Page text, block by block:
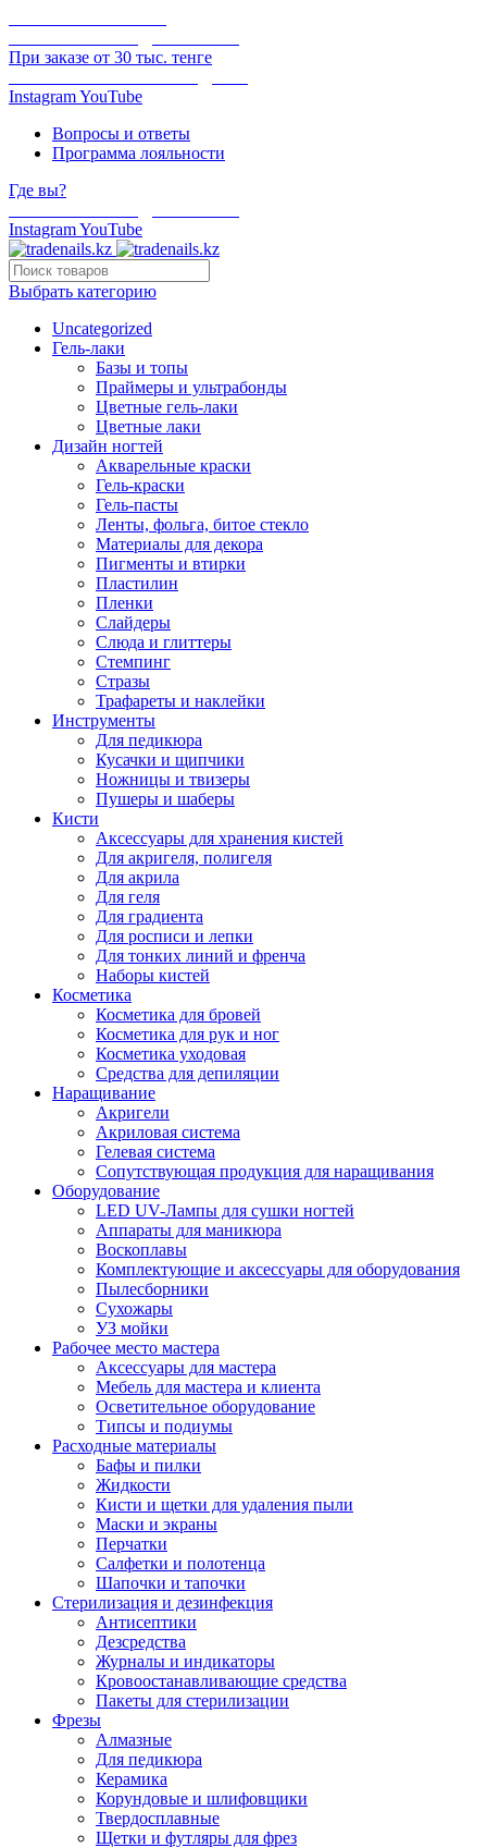
При заказе от 30 тыс. тенге
InstagramYouTube
Вопросы и ответы
Программа лояльности
Где вы?
InstagramYouTube
Выбрать категорию
Uncategorized
Гель-лаки
Базы и топы
Праймеры и ультрабонды
Цветные гель-лаки
Цветные лаки
Дизайн ногтей
Акварельные краски
Гель-краски
Гель-пасты
Ленты, фольга, битое стекло
Материалы для декора
Пигменты и втирки
Пластилин
Пленки
Слайдеры
Слюда и глиттеры
Стемпинг
Стразы
Трафареты и наклейки
Инструменты
Для педикюра
Кусачки и щипчики
Ножницы и твизеры
Пушеры и шаберы
Кисти
Аксессуары для хранения кистей
Для акригеля, полигеля
Для акрила
Для геля
Для градиента
Для росписи и лепки
Для тонких линий и френча
Наборы кистей
Косметика
Косметика для бровей
Косметика для рук и ног
Косметика уходовая
Средства для депиляции
Наращивание
Акригели
Акриловая система
Гелевая система
Сопутствующая продукция для наращивания
Оборудование
LED UV-Лампы для сушки ногтей
Аппараты для маникюра
Воскоплавы
Комплектующие и аксессуары для оборудования
Пылесборники
Сухожары
УЗ мойки
Рабочее место мастера
Аксессуары для мастера
Мебель для мастера и клиента
Осветительное оборудование
Типсы и подиумы
Расходные материалы
Бафы и пилки
Жидкости
Кисти и щетки для удаления пыли
Маски и экраны
Перчатки
Салфетки и полотенца
Шапочки и тапочки
Стерилизация и дезинфекция
Антисептики
Дезсредства
Журналы и индикаторы
Кровоостанавливающие средства
Пакеты для стерилизации
Фрезы
Алмазные
Для педикюра
Керамика
Корундовые и шлифовщики
Твердосплавные
Щетки и футляры для фрез